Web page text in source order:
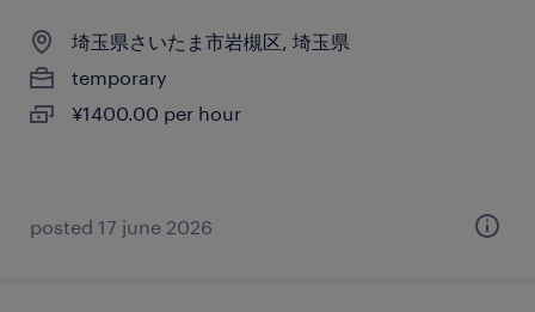
埼玉県さいたま市岩槻区, 埼玉県
temporary
¥1400.00 per hour
posted 17 june 2026